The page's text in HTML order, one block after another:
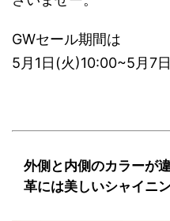
GWセール期間は
5月1日(火)10:00~5月7
外側と内側のカラーが
革には美しいシャイニ